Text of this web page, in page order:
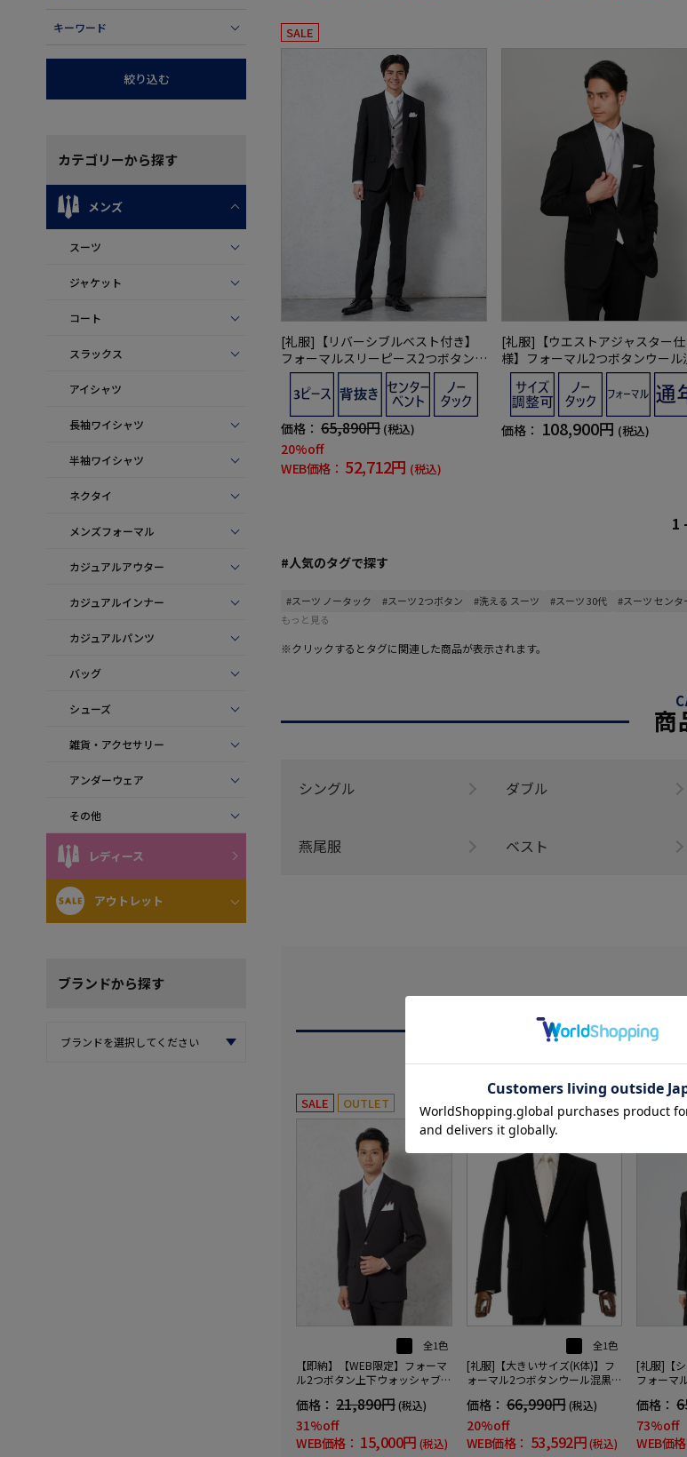
キーワード
絞り込む
カテゴリーから探す
メンズ
スーツ
ジャケット
コート
スラックス
アイシャツ
長袖ワイシャツ
半袖ワイシャツ
ネクタイ
メンズフォーマル
カジュアルアウター
カジュアルインナー
カジュアルパンツ
バッグ
シューズ
雑貨・アクセサリー
アンダーウェア
その他
レディース
アウトレット
ブランドから探す
SALE
[礼服]【リバーシブルベスト付き】
フォーマルスリーピース2つボタンリ
バーシブルベストnero通年礼服【定
番】【スリムデザイン】
価格： 65,890円 (税込)
20%off
WEB価格： 52,712円 (税込)
[礼服]【ウエストアジャスター仕
様】フォーマル2つボタンウール
無地STOVEL&MASON通年礼服
番】
価格： 108,900円 (税込)
1
#人気のタグで探す
#スーツ ノータック #スーツ 2つボタン #洗える スーツ #スーツ 30代 #スーツ センタ
もっと見る
※クリックするとタグに関連した商品が表示されます。
商
シングル ダブル
燕尾服 ベスト
あなた
SALE OUTLET
全1色
【即納】【WEB限定】フォーマ
ル2つボタン上下ウォッシャブル
地通年礼服
価格： 21,890円(税込)
31%off
WEB価格： 15,000円 (税込)
SALE
全1色
[礼服]【大きいサイズ(K体)】フ
ォーマル2つボタンウール混黒無
【定番】
価格： 66,990円 (税込)
20%off
WEB価格： 53,592円(税込)
SALE
[礼服]【シ
フォーマ
モニー通
価格：
73%off
WEB価格